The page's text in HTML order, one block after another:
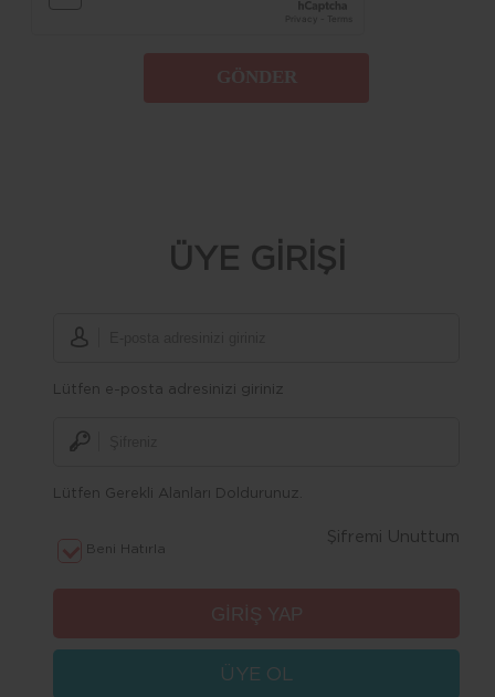
ÜYE GİRİŞİ
Lütfen e-posta adresinizi giriniz
Lütfen Gerekli Alanları Doldurunuz.
Beni Hatırla
Şifremi Unuttum
ÜYE OL